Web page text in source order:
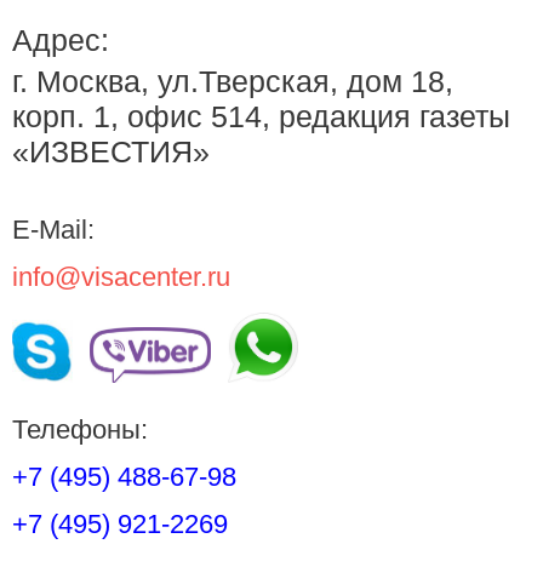
Адрес:
г. Москва, ул.Тверская, дом 18,
корп. 1, офис 514, редакция газеты
«ИЗВЕСТИЯ»
E-Mail:
info@visacenter.ru
Телефоны:
+7 (495) 488-67-98
+7 (495) 921-2269